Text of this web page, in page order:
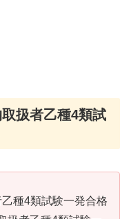
扱者乙種4類試
種4類試験一発合格